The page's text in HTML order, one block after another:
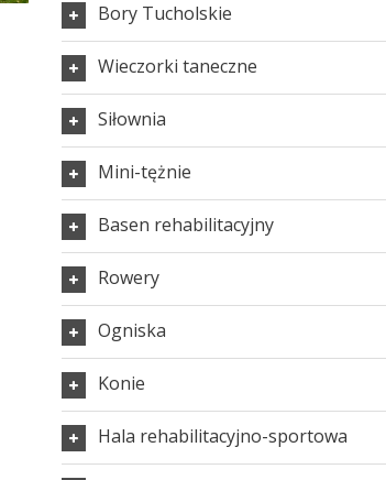
Bory Tucholskie
Wieczorki taneczne
Siłownia
Mini-tężnie
Basen rehabilitacyjny
Rowery
Ogniska
Konie
Hala rehabilitacyjno-sportowa